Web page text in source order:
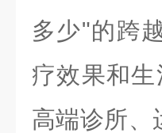
多少"的跨
疗效果和
高端诊所、